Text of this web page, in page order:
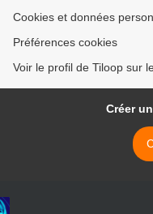
Cookies et données
Préférences cookies
Voir le profil de Tiloop sur
Créer